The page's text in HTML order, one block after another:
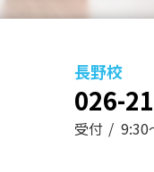
長野校
026-
受付 9:30